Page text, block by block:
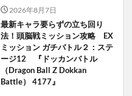
2026年8月7日
最新キャラ要らずの立ち回り
法！頭脳戦ミッション攻略 EX
ミッション ガチバトル２：ステ
ージ12 『ドッカンバトル
（Dragon Ball Z Dokkan
Battle） 4177』